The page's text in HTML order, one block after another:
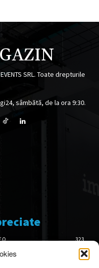
SRL. Toate drepturile
sâmbătă, de la ora 9:30.
323
126